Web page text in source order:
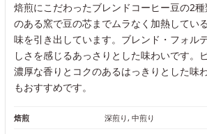
焙煎にこだわったブレンドコーヒー豆の2
のある窯で豆の芯までムラなく加熱してい
味を引き出しています。ブレンド・フォル
しさを感じるあっさりとした味わいです。
濃厚な香りとコクのあるはっきりとした味
もおすすめです。
焙煎 深煎り, 中煎り